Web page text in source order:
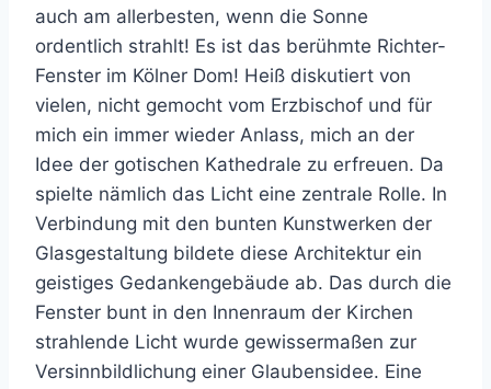
auch am allerbesten, wenn die Sonne
ordentlich strahlt! Es ist das berühmte Richter-
Fenster im Kölner Dom! Heiß diskutiert von
vielen, nicht gemocht vom Erzbischof und für
mich ein immer wieder Anlass, mich an der
Idee der gotischen Kathedrale zu erfreuen. Da
spielte nämlich das Licht eine zentrale Rolle. In
Verbindung mit den bunten Kunstwerken der
Glasgestaltung bildete diese Architektur ein
geistiges Gedankengebäude ab. Das durch die
Fenster bunt in den Innenraum der Kirchen
strahlende Licht wurde gewissermaßen zur
Versinnbildlichung einer Glaubensidee. Eine